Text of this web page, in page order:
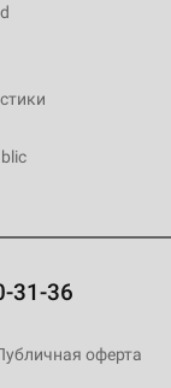
31-36
оферта